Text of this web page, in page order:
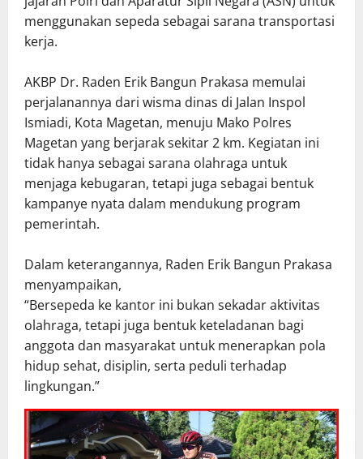
menggunakan sepeda sebagai sarana transportasi
kerja.
AKBP Dr. Raden Erik Bangun Prakasa memulai
perjalanannya dari wisma dinas di Jalan Inspol
Ismiadi, Kota Magetan, menuju Mako Polres
Magetan yang berjarak sekitar 2 km. Kegiatan ini
tidak hanya sebagai sarana olahraga untuk
menjaga kebugaran, tetapi juga sebagai bentuk
kampanye nyata dalam mendukung program
pemerintah.
Dalam keterangannya, Raden Erik Bangun Prakasa
menyampaikan,
“Bersepeda ke kantor ini bukan sekadar aktivitas
olahraga, tetapi juga bentuk keteladanan bagi
anggota dan masyarakat untuk menerapkan pola
hidup sehat, disiplin, serta peduli terhadap
lingkungan.”